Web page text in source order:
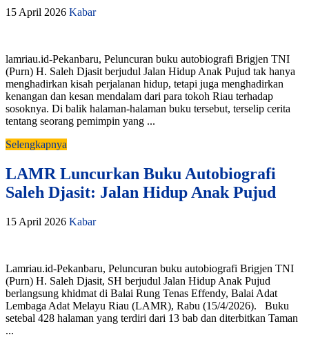
15 April 2026 Kabar
lamriau.id-Pekanbaru, Peluncuran buku autobiografi Brigjen TNI
(Purn) H. Saleh Djasit berjudul Jalan Hidup Anak Pujud tak hanya
menghadirkan kisah perjalanan hidup, tetapi juga menghadirkan
kenangan dan kesan mendalam dari para tokoh Riau terhadap
sosoknya. Di balik halaman-halaman buku tersebut, terselip cerita
tentang seorang pemimpin yang ...
Selengkapnya
LAMR Luncurkan Buku Autobiografi
Saleh Djasit: Jalan Hidup Anak Pujud
15 April 2026 Kabar
Lamriau.id-Pekanbaru, Peluncuran buku autobiografi Brigjen TNI
(Purn) H. Saleh Djasit, SH berjudul Jalan Hidup Anak Pujud
berlangsung khidmat di Balai Rung Tenas Effendy, Balai Adat
Lembaga Adat Melayu Riau (LAMR), Rabu (15/4/2026). Buku
setebal 428 halaman yang terdiri dari 13 bab dan diterbitkan Taman
...